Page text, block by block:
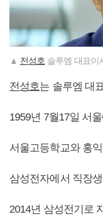
▲ 전성호 솔루엠 대표이
전성호는 솔루엠 대
1959년 7월17일 서
서울고등학교와 홍
삼성전자에서 직장
2014년 삼성전기로